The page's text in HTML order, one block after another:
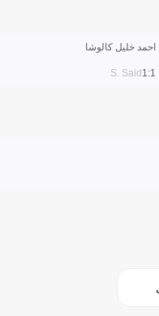
احمد خليل كالوشا
S. Said 1:1